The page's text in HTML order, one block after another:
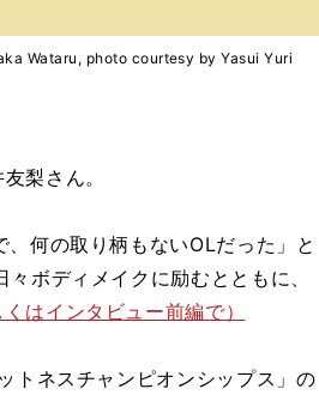
Wataru, photo courtesy by Yasui Yuri
梨さん。
何の取り柄もないOLだった」と
ボディメイクに励むとともに、
はインタビュー前編で）
ネスチャンピオンシップス」の